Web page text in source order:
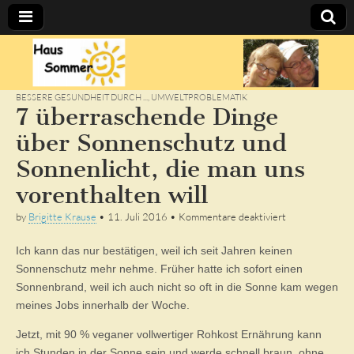
Sommer's
BLOG
BESSERE GESUNDHEIT DURCH ..., UMWELTPROBLEMATIK
7 überraschende Dinge
über Sonnenschutz und
Sonnenlicht, die man uns
vorenthalten will
by Brigitte Krause • 11. Juli 2016 • Kommentare deaktiviert
Dinge
über
und
man
uns
Ich kann das nur bestätigen, weil ich seit Jahren keinen
Sonnenschutz mehr nehme. Früher hatte ich sofort einen
Sonnenbrand, weil ich auch nicht so oft in die Sonne kam wegen
meines Jobs innerhalb der Woche.
Jetzt, mit 90 % veganer vollwertiger Rohkost Ernährung kann